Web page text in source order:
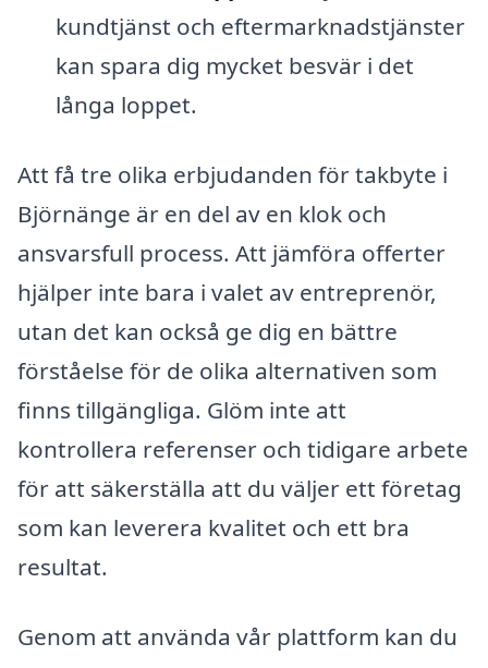
kundtjänst och eftermarknadstjänster
kan spara dig mycket besvär i det
långa loppet.
Att få tre olika erbjudanden för takbyte i
Björnänge är en del av en klok och
ansvarsfull process. Att jämföra offerter
hjälper inte bara i valet av entreprenör,
utan det kan också ge dig en bättre
förståelse för de olika alternativen som
finns tillgängliga. Glöm inte att
kontrollera referenser och tidigare arbete
för att säkerställa att du väljer ett företag
som kan leverera kvalitet och ett bra
resultat.
Genom att använda vår plattform kan du